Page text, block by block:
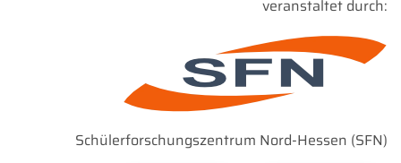
veranstaltet durch:
Schülerforschungszentrum Nord-Hessen (SFN)